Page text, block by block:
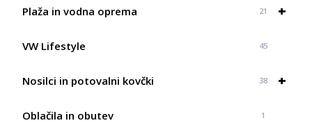
+
Plaža in vodna oprema 21
VW Lifestyle 45
+
Nosilci in potovalni kovčki 38
Oblačila in obutev 1